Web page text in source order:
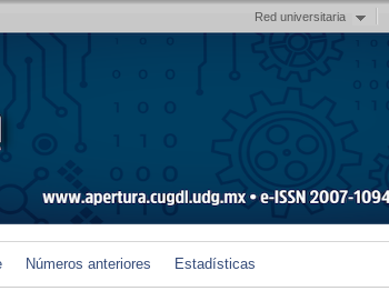
Red universitaria
Números anteriores Estadísticas